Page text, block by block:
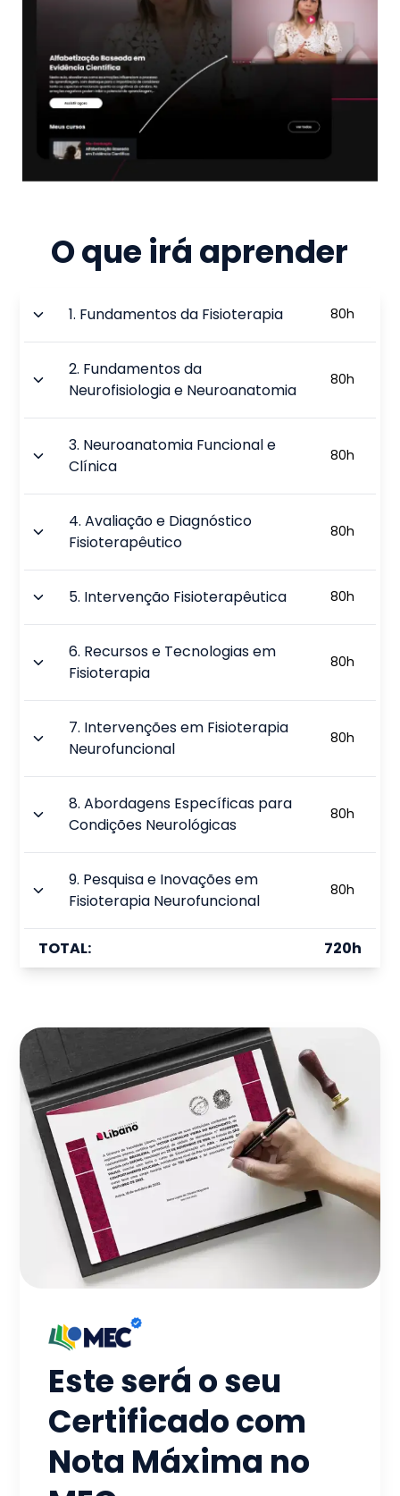
O que irá aprender
1. Fundamentos da Fisioterapia 80h
2. Fundamentos da
Neurofisiologia e Neuroanatomia
80h
3. Neuroanatomia Funcional e
Clínica
80h
4.Avaliação e Diagnóstico
Fisioterapêutico
80h
5. Intervenção Fisioterapêutica 80h
6. Recursos e Tecnologias em
Fisioterapia
80h
7. Intervenções em Fisioterapia
Neurofuncional
80h
8.Abordagens Específicas para
Condições Neurológicas
80h
9. Pesquisa e Inovações em
Fisioterapia Neurofuncional
80h
TOTAL: 720h
Este será o seu
Certificado com
Nota Máxima no